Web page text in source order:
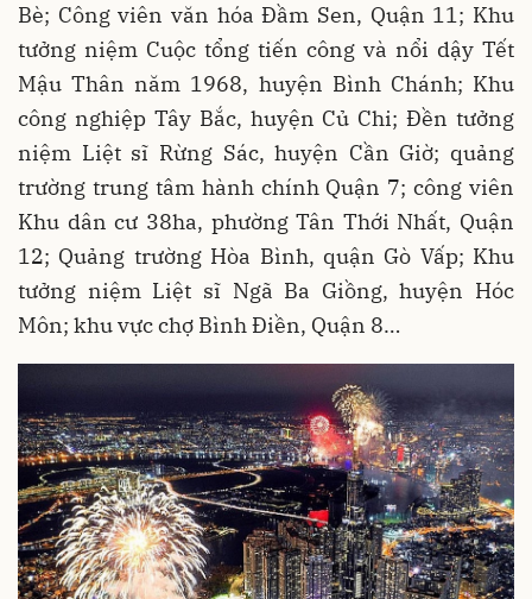
Bè; Công viên văn hóa Đầm Sen, Quận 11; Khu
tưởng niệm Cuộc tổng tiến công và nổi dậy Tết
Mậu Thân năm 1968, huyện Bình Chánh; Khu
công nghiệp Tây Bắc, huyện Củ Chi; Đền tưởng
niệm Liệt sĩ Rừng Sác, huyện Cần Giờ; quảng
trường trung tâm hành chính Quận 7; công viên
Khu dân cư 38ha, phường Tân Thới Nhất, Quận
12; Quảng trường Hòa Bình, quận Gò Vấp; Khu
tưởng niệm Liệt sĩ Ngã Ba Giồng, huyện Hóc
Môn; khu vực chợ Bình Điền, Quận 8…